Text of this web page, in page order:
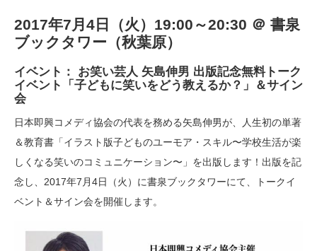
2017年7月4日（火）19:00～20:30 ＠ 書泉
ブックタワー（秋葉原）
イベント： お笑い芸人 矢島伸男 出版記念無料トーク
イベント「子どもに笑いをどう教えるか？」＆サイン
会
日本即興コメディ協会の代表を務める矢島伸男が、人生初の単著
＆教育書「イラスト版子どものユーモア・スキル〜学校生活が楽
しくなる笑いのコミュニケーション〜」を出版します！出版を記
念し、2017年7月4日（火）に書泉ブックタワーにて、トークイ
ベント＆サイン会を開催します。